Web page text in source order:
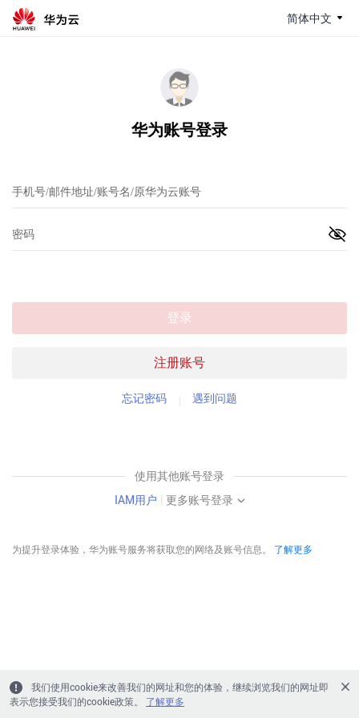
简体中文
华为账号登录
注册账号
登录
忘记密码 遇到问题
使用其他账号登录
IAM用户 | 更多账号登录
为提升登录体验，华为账号服务将获取您的网络及账号信息。 了解更多
我们使用cookie来改善我们的网址和您的体验，继续浏览我们的网址即
表示您接受我们的cookie政策。
了解更多